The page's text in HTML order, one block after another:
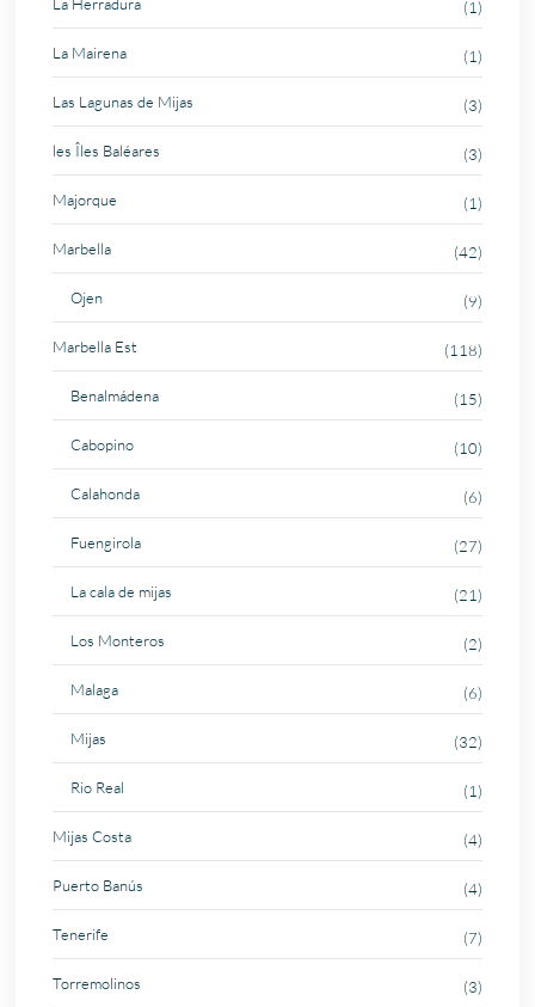
(1)
La Mairena (1)
Las Lagunas de Mijas (3)
les Îles Baléares (3)
Majorque (1)
Marbella (42)
Ojen (9)
Marbella Est (118)
Benalmádena (15)
Cabopino (10)
Calahonda (6)
Fuengirola (27)
La cala de mijas (21)
Los Monteros (2)
Malaga (6)
Mijas (32)
Rio Real (1)
Mijas Costa (4)
Puerto Banús (4)
Tenerife (7)
Torremolinos (3)